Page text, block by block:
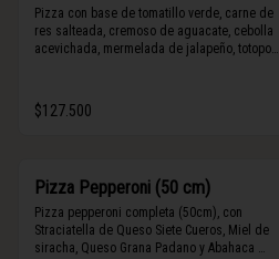
Pizza con base de tomatillo verde, carne de
res salteada, cremoso de aguacate, cebolla
acevichada, mermelada de jalapeño, totopos
$127.500
Pizza Pepperoni (50 cm)
Pizza pepperoni completa (50cm), con
Straciatella de Queso Siete Cueros, Miel de
siracha, Queso Grana Padano y Abahaca